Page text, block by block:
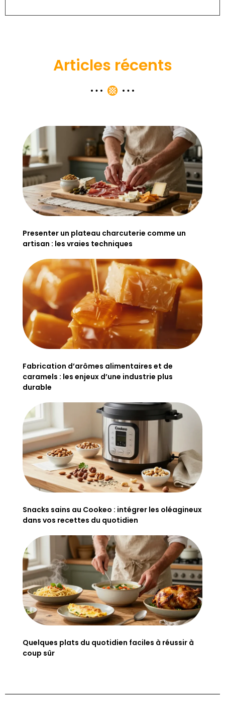
Articles récents
Presenter un plateau charcuterie comme un
artisan : les vraies techniques
Fabrication d’arômes alimentaires et de
caramels : les enjeux d’une industrie plus
durable
Snacks sains au Cookeo : intégrer les oléagineux
dans vos recettes du quotidien
Quelques plats du quotidien faciles à réussir à
coup sûr